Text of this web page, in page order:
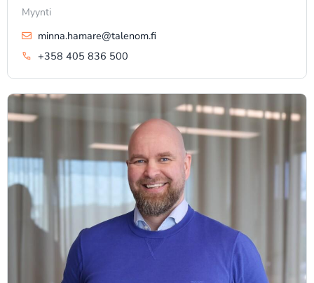
Myynti
minna.hamare@talenom.fi
+358 405 836 500